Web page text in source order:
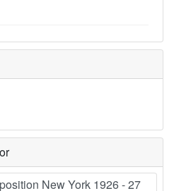
New York 1926 - 27